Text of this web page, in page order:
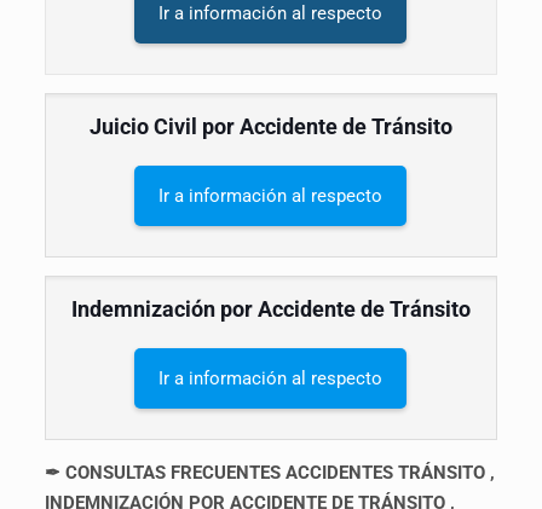
Ir a información al respecto
Juicio Civil por Accidente de Tránsito
Ir a información al respecto
Indemnización por Accidente de Tránsito
Ir a información al respecto
✒ CONSULTAS FRECUENTES ACCIDENTES TRÁNSITO ,
INDEMNIZACIÓN POR ACCIDENTE DE TRÁNSITO ,